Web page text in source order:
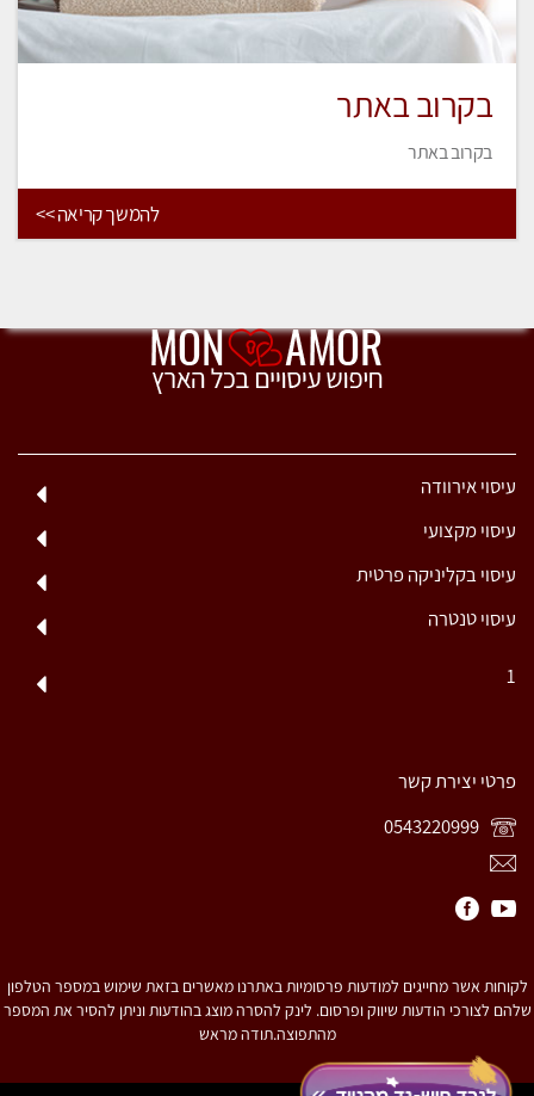
בקרוב באתר
בקרוב באתר
להמשך קריאה >>
עיסוי אירוודה
עיסוי מקצועי
עיסוי בקליניקה פרטית
עיסוי טנטרה
1
פרטי יצירת קשר
לקוחות אשר מחייגים למודעות פרסומיות באתרנו מאשרים בזאת שימוש במספר הטלפון
שלהם לצורכי הודעות שיווק ופרסום. לינק להסרה מוצג בהודעות וניתן להסיר את המספר
מהתפוצה.תודה מראש